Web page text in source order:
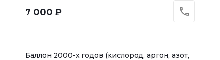
7 000 ₽
Баллон 2000-х годов (кислород, аргон, азот,